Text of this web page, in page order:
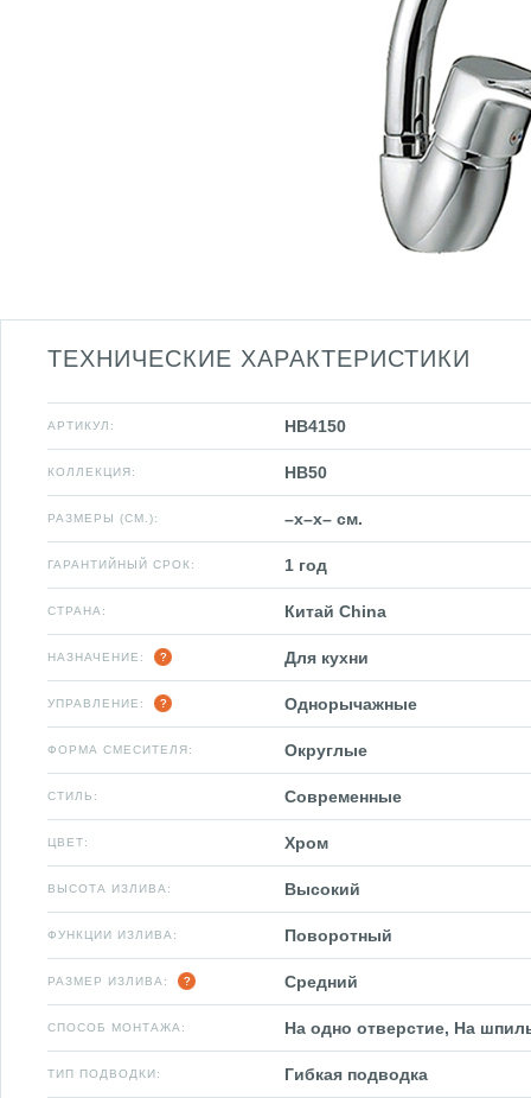
ТЕХНИЧЕСКИЕ ХАРАКТЕРИСТИКИ
АРТИКУЛ: HB4150
КОЛЛЕКЦИЯ: HB50
РАЗМЕРЫ (СМ.): –x–x– см.
ГАРАНТИЙНЫЙ СРОК: 1 год
СТРАНА: Китай China
НАЗНАЧЕНИЕ: Для кухни
УПРАВЛЕНИЕ: Однорычажные
ФОРМА СМЕСИТЕЛЯ: Округлые
СТИЛЬ: Современные
ЦВЕТ: Хром
ВЫСОТА ИЗЛИВА: Высокий
ФУНКЦИИ ИЗЛИВА: Поворотный
РАЗМЕР ИЗЛИВА: Средний
СПОСОБ МОНТАЖА: На одно отверстие, На
ТИП ПОДВОДКИ: Гибкая подводка